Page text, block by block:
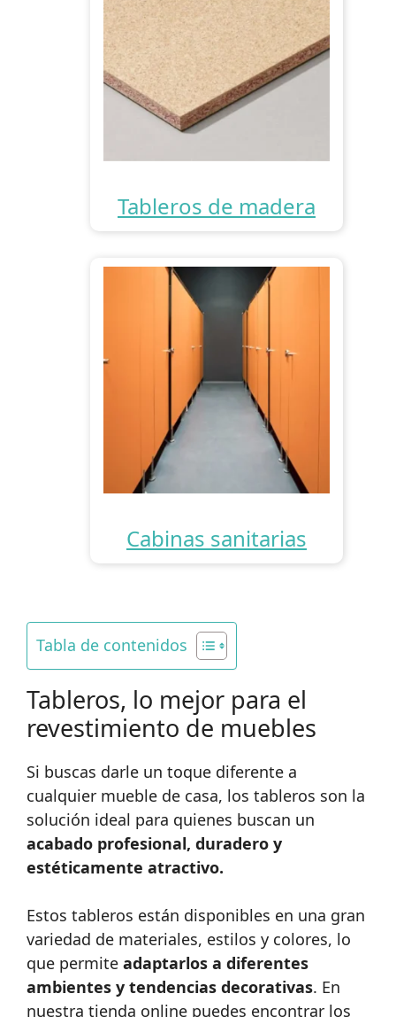
Tableros de madera
Cabinas sanitarias
Tabla de contenidos
Tableros, lo mejor para el
revestimiento de muebles
Si buscas darle un toque diferente a
cualquier mueble de casa, los tableros son la
solución ideal para quienes buscan un
acabado profesional, duradero y
estéticamente atractivo.
Estos tableros están disponibles en una gran
variedad de materiales, estilos y colores, lo
que permite adaptarlos a diferentes
ambientes y tendencias decorativas. En
nuestra tienda online puedes encontrar los